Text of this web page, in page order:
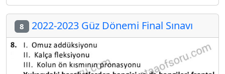
8 2022-2023 Güz Dönemi Final Sınavı